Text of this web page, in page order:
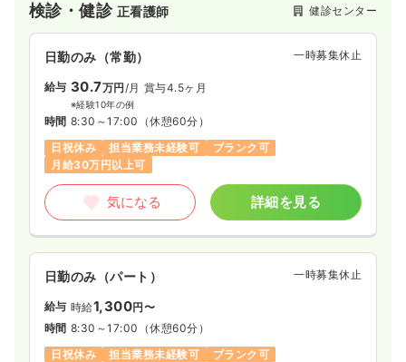
す。
検診・健診 正看護師 健診センター
日勤のみ（常勤） 一時募集休止
給与 30.7万円/月 賞与4.5ヶ月
※経験10年の例
時間 8:30～17:00 （休憩60分）
日祝休み
担当業務未経験可
ブランク可
月給30万円以上可
気になる 詳細を見る
日勤のみ（パート） 一時募集休止
給与 時給1,300円〜
時間 8:30～17:00 （休憩60分）
日祝休み
担当業務未経験可
ブランク可